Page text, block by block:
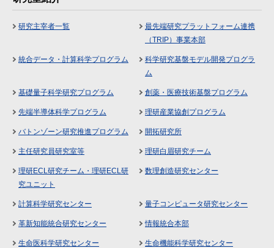
研究主宰者一覧
最先端研究プラットフォーム連携
（TRIP）事業本部
統合データ・計算科学プログラム
科学研究基盤モデル開発プログラ
ム
基礎量子科学研究プログラム 創薬・医療技術基盤プログラム
先端半導体科学プログラム 理研産業協創プログラム
バトンゾーン研究推進プログラム 開拓研究所
主任研究員研究室等 理研白眉研究チーム
理研ECL研究チーム・理研ECL研
究ユニット
数理創造研究センター
計算科学研究センター 量子コンピュータ研究センター
革新知能統合研究センター 情報統合本部
生命医科学研究センター 生命機能科学研究センター